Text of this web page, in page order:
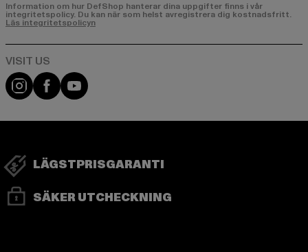
Information om hur DefShop hanterar dina uppgifter finns i vår
integritetspolicy. Du kan när som helst avregistrera dig kostnadsfritt.
Läs integritetspolicyn
Visit our Instagram page:
Visit our Facebook page:
Visit our YouTube channel:
LÄGSTPRISGARANTI
SÄKER UTCHECKNING